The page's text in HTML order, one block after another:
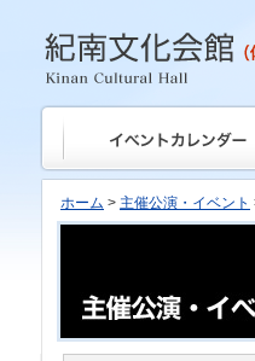
紀南文化会館
ホーム > 主催公演・イベント